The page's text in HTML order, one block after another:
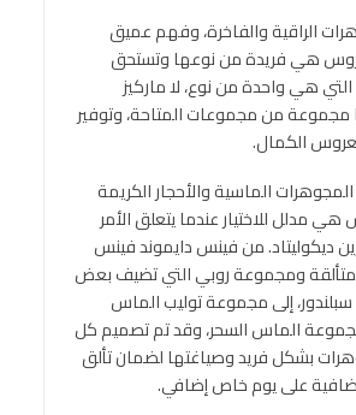
الراقية والفاخرة، وفهم عميق
هي فريدة من نوعها وتستحق
هي واحدة من نوع، لا ماركيز
مجموعة من مجموعات المتاحة، وتوفير
الكمال.
الماسية والأحجار الكريمة
هي مدلل للاختيار عندما يتعلق الأمر
ديكوليتاد. من فينس دايموند فينس
ومجموعة روبي التي تضيف بعض
إلى مجموعة توليب الماس
الماس السحر، وقد تم تصميم كل
بشكل فريد وصياغتها لضمان تألق
على يوم خاص إضافي.